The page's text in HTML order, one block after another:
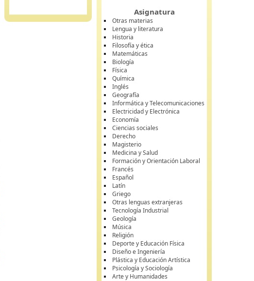
Asignatura
Otras materias
Lengua y literatura
Historia
Filosofía y ética
Matemáticas
Biología
Física
Química
Inglés
Geografía
Informática y Telecomunicaciones
Electricidad y Electrónica
Economía
Ciencias sociales
Derecho
Magisterio
Medicina y Salud
Formación y Orientación Laboral
Francés
Español
Latín
Griego
Otras lenguas extranjeras
Tecnología Industrial
Geología
Música
Religión
Deporte y Educación Física
Diseño e Ingeniería
Plástica y Educación Artística
Psicología y Sociología
Arte y Humanidades